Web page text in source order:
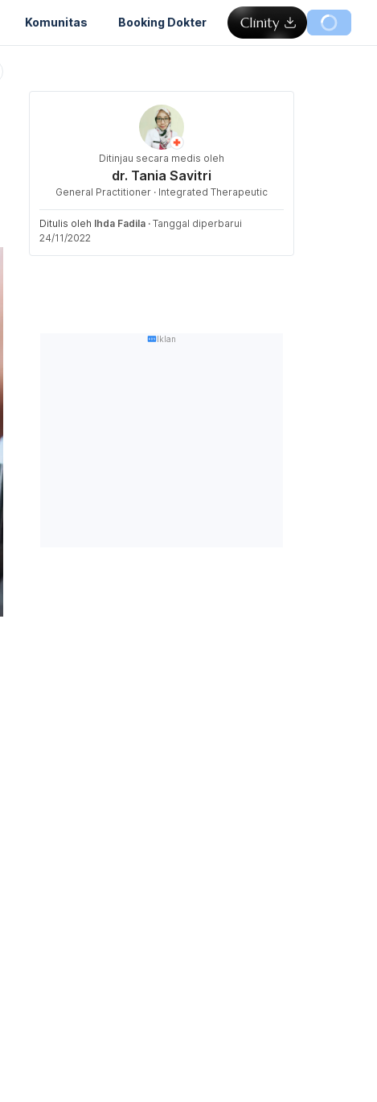
Komunitas Booking Dokter
Ditinjau secara medis oleh
dr. Tania Savitri
General Practitioner · Integrated Therapeutic
Ditulis oleh Ihda Fadila · Tanggal diperbarui
24/11/2022
Iklan